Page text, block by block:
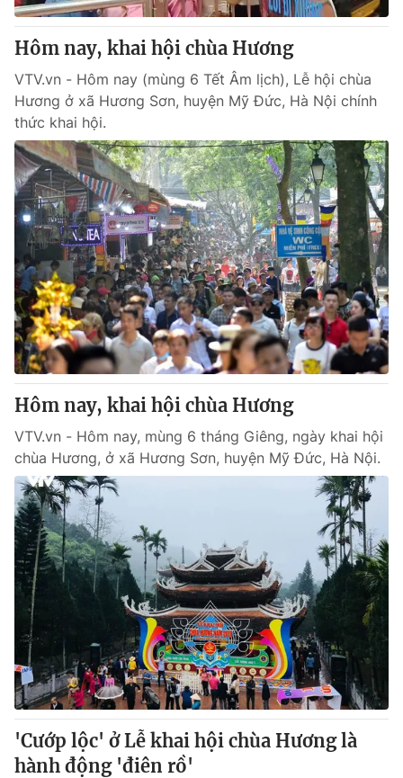
® Cấm sao chép dưới mọi hình thức nếu không có sự chấp
thuận bằng văn bản. Ghi rõ nguồn VTV.vn khi phát hành lại
thông tin từ website này.
Hôm nay, khai hội chùa Hương
VTV.vn - Hôm nay (mùng 6 Tết Âm lịch), Lễ hội chùa
Hương ở xã Hương Sơn, huyện Mỹ Đức, Hà Nội chính
thức khai hội.
Hôm nay, khai hội chùa Hương
VTV.vn - Hôm nay, mùng 6 tháng Giêng, ngày khai hội
chùa Hương, ở xã Hương Sơn, huyện Mỹ Đức, Hà Nội.
'Cướp lộc' ở Lễ khai hội chùa Hương là
hành động 'điên rồ'